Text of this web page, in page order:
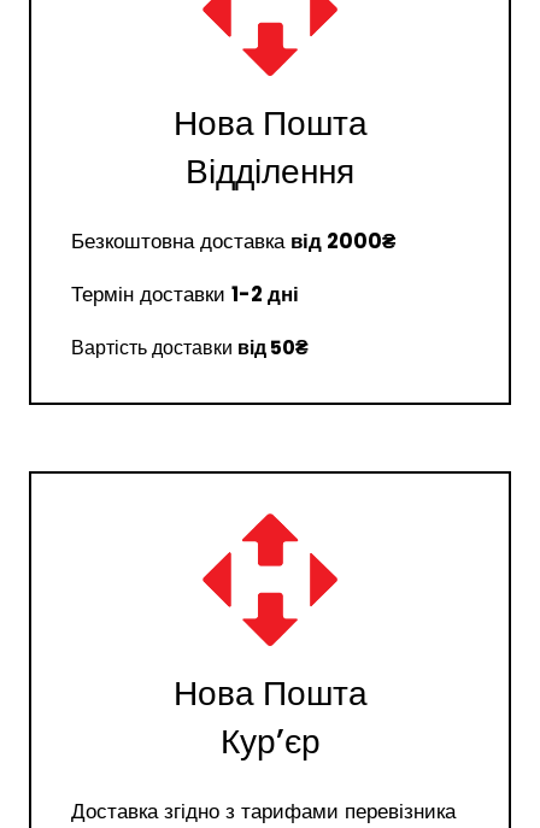
Нова Пошта
Відділення
Безкоштовна доставка від 2000₴
Термін доставки 1-2 дні
Вартість доставки від 50₴
Нова Пошта
Курʼєр
Доставка згідно з тарифами перевізника